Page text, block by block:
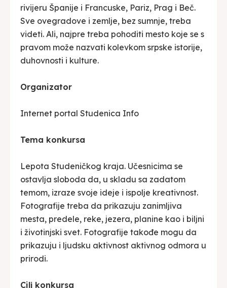
rivijeru Španije i Francuske, Pariz, Prag i Beč.
Sve ovegradove i zemlje, bez sumnje, treba
videti. Ali, najpre treba pohoditi mesto koje se s
pravom može nazvati kolevkom srpske istorije,
duhovnosti i kulture.
Organizator
Internet portal Studenica Info
Tema konkursa
Lepota Studeničkog kraja. Učesnicima se
ostavlja sloboda da, u skladu sa zadatom
temom, izraze svoje ideje i ispolje kreativnost.
Fotografije treba da prikazuju zanimljiva
mesta, predele, reke, jezera, planine kao i biljni
i životinjski svet. Fotografije takođe mogu da
prikazuju i ljudsku aktivnost aktivnog odmora u
prirodi.
Cilj konkursa